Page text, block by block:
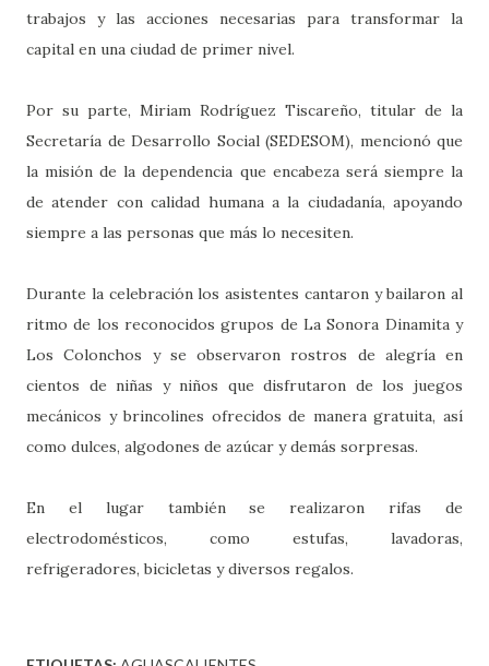
trabajos y las acciones necesarias para transformar la
capital en una ciudad de primer nivel.
Por su parte, Miriam Rodríguez Tiscareño, titular de la
Secretaría de Desarrollo Social (SEDESOM), mencionó que
la misión de la dependencia que encabeza será siempre la
de atender con calidad humana a la ciudadanía, apoyando
siempre a las personas que más lo necesiten.
Durante la celebración los asistentes cantaron y bailaron al
ritmo de los reconocidos grupos de La Sonora Dinamita y
Los Colonchos y se observaron rostros de alegría en
cientos de niñas y niños que disfrutaron de los juegos
mecánicos y brincolines ofrecidos de manera gratuita, así
como dulces, algodones de azúcar y demás sorpresas.
En el lugar también se realizaron rifas de
electrodomésticos, como estufas, lavadoras,
refrigeradores, bicicletas y diversos regalos.